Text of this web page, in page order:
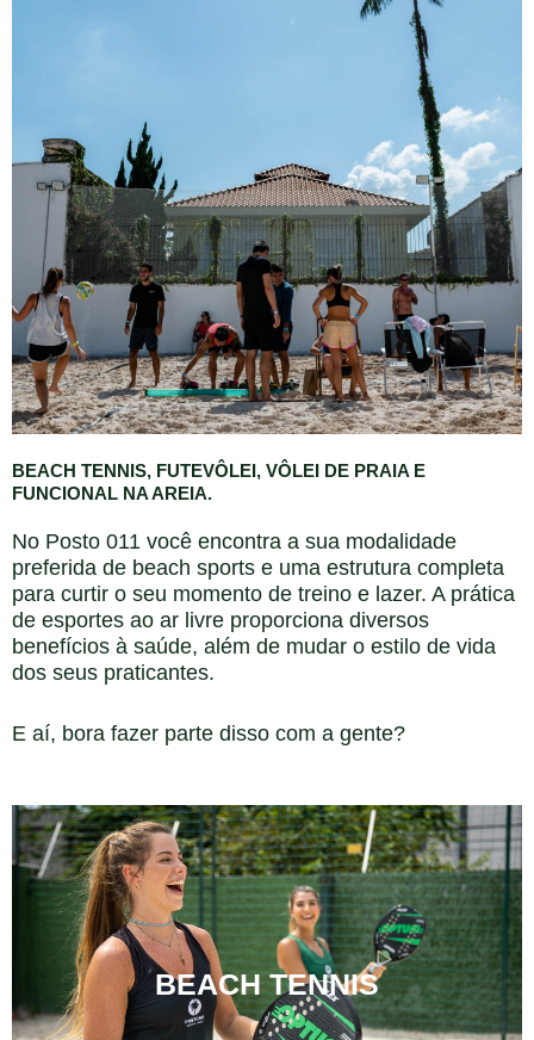
BEACH TENNIS, FUTEVÔLEI, VÔLEI DE PRAIA E
FUNCIONAL NA AREIA.
No Posto 011 você encontra a sua modalidade
preferida de beach sports e uma estrutura completa
para curtir o seu momento de treino e lazer. A prática
de esportes ao ar livre proporciona diversos
benefícios à saúde, além de mudar o estilo de vida
dos seus praticantes.
E aí, bora fazer parte disso com a gente?
BEACH TENNIS